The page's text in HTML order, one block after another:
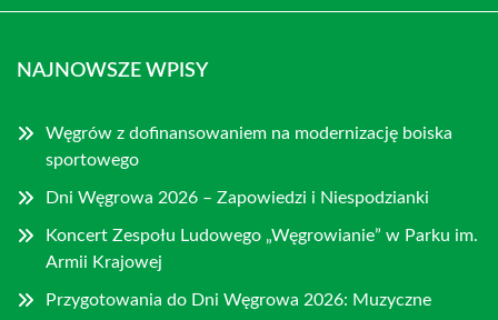
NAJNOWSZE WPISY
Węgrów z dofinansowaniem na modernizację boiska
sportowego
Dni Węgrowa 2026 – Zapowiedzi i Niespodzianki
Koncert Zespołu Ludowego „Węgrowianie” w Parku im.
Armii Krajowej
Przygotowania do Dni Węgrowa 2026: Muzyczne